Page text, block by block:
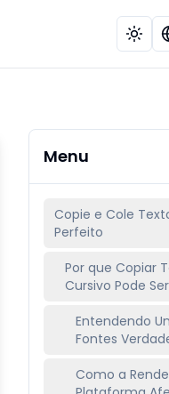
Menu
Copie e Cole
Perfeito
Por que Copiar
Cursivo Pode
Entendendo
Fontes
Como a